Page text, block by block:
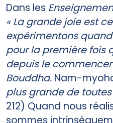
Dans les
« La grande joie est
expérimentons
pour la première fois
depuis le
Bouddha. Nam-
plus grande de toutes
212) Quand nous
sommes